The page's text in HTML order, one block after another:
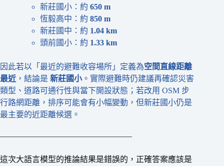
新莊國小：約 650 m
恆毅高中：約 850 m
新莊國中：約 1.04 km
頭前國小：約 1.33 km
因此若以「最近的避難收容場所」定義為空間直線距離
最近 ，結論是 新莊國小。實際避難時仍建議再確認災害
類型、道路可通行性與當下開設狀態；若改用 OSM 步
行路網距離，排序可能會有小幅變動，但新莊國小仍是
最主要的近距離候選。
————————————————–
這次大語言模型的推論結果是錯誤的，正確答案應該是